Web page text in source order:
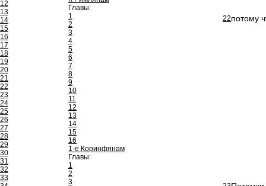
12
13
14
15
16
17
18
19
20
21
22
23
24
25
26
27
28
29
30
31
32
33
Главы:
1
2
3
4
5
6
7
8
9
10
11
12
13
14
15
16
1-е Коринфянам
Главы:
1
2
3
22потому